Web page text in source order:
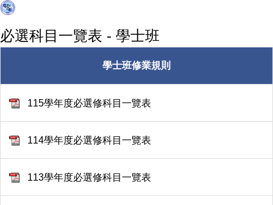
必選科目一覽表 - 學士班
學士班修業規則
115學年度必選修科目一覽表
114學年度必選修科目一覽表
113學年度必選修科目一覽表